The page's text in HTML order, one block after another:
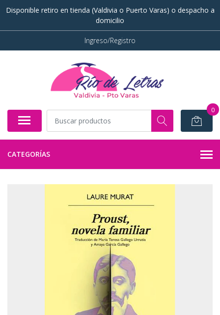
Disponible retiro en tienda (Valdivia o Puerto Varas) o despacho a
domicilio
Ingreso/Registro
0
CATEGORÍAS